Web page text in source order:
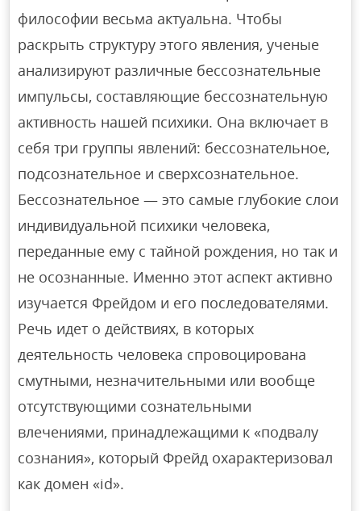
философии весьма актуальна. Чтобы
раскрыть структуру этого явления, ученые
анализируют различные бессознательные
импульсы, составляющие бессознательную
активность нашей психики. Она включает в
себя три группы явлений: бессознательное,
подсознательное и сверхсознательное.
Бессознательное — это самые глубокие слои
индивидуальной психики человека,
переданные ему с тайной рождения, но так и
не осознанные. Именно этот аспект активно
изучается Фрейдом и его последователями.
Речь идет о действиях, в которых
деятельность человека спровоцирована
смутными, незначительными или вообще
отсутствующими сознательными
влечениями, принадлежащими к «подвалу
сознания», который Фрейд охарактеризовал
как домен «id».